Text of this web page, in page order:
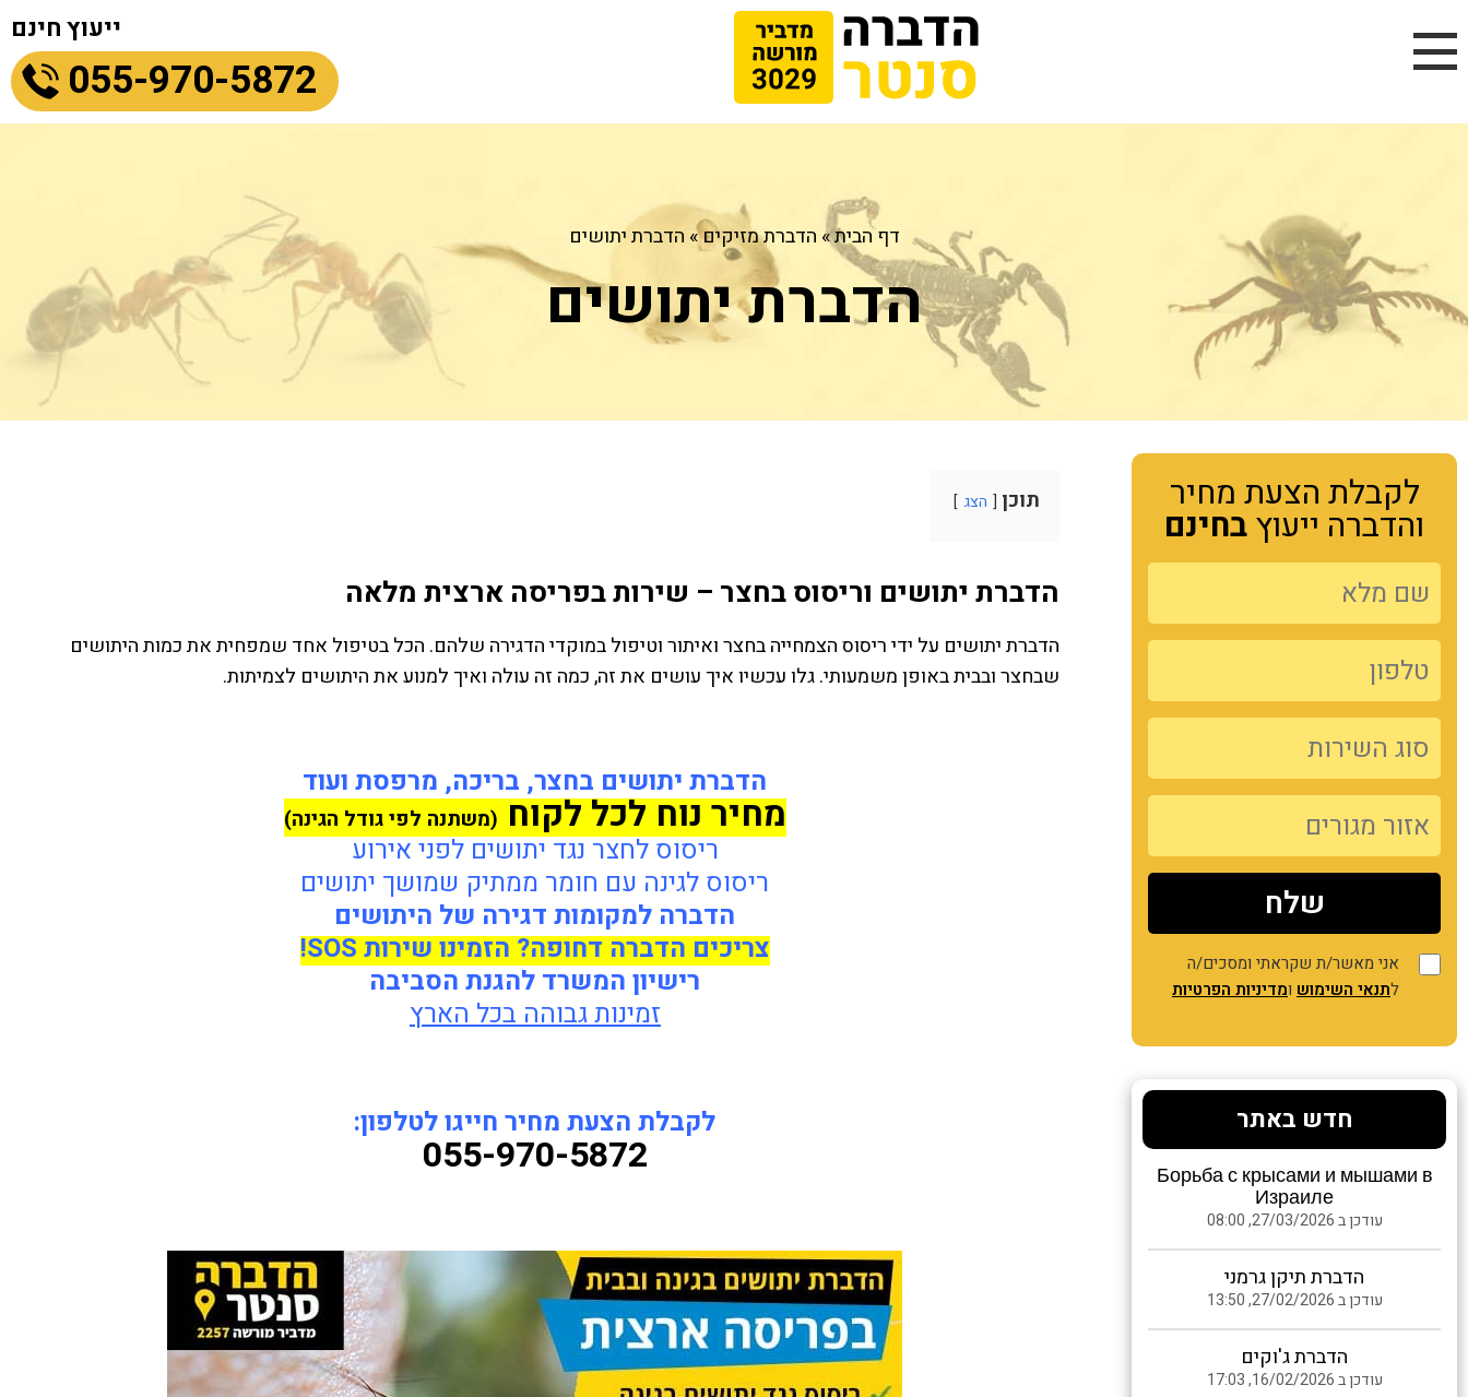
ייעוץ חינם
055-970-5872
דף הבית» הדברת מזיקים» הדברת יתושים
הדברת יתושים
תוכן הצג
הדברת יתושים וריסוס בחצר – שירות בפריסה ארצית מלאה
הדברת יתושים על ידי ריסוס הצמחייה בחצר ואיתור וטיפול במוקדי הדגירה שלהם. הכל בטיפול אחד שמפחית את כמות היתושים
שבחצר ובבית באופן משמעותי. גלו עכשיו איך עושים את זה, כמה זה עולה ואיך למנוע את היתושים לצמיתות.
הדברת יתושים בחצר, בריכה, מרפסת ועוד
מחיר נוח לכל לקוח(משתנה לפי גודל הגינה)
ריסוס לחצר נגד יתושים לפני אירוע
ריסוס לגינה עם חומר ממתיק שמושך יתושים
הדברה למקומות דגירה של היתושים
צריכים הדברה דחופה? הזמינו שירות SOS!
רישיון המשרד להגנת הסביבה
זמינות גבוהה בכל הארץ
לקבלת הצעת מחיר חייגו לטלפון:
055-970-5872
לקבלת הצעת מחיר
והדברה ייעוץבחינם
אני מאשר/ת שקראתי ומסכים/ה
לתנאי השימוש ומדיניות הפרטיות
חדש באתר
Борьба с крысами и мышами в
Израиле
עודכן ב 27/03/2026, 08:00
הדברת תיקן גרמני
עודכן ב 27/02/2026, 13:50
הדברת ג'וקים
עודכן ב 16/02/2026, 17:03